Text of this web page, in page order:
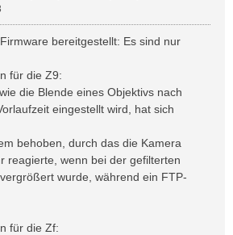
bereitgestellt: Es sind nur
für die Z9:
die Blende eines Objektivs nach
eingestellt wird, hat sich
behoben, durch das die Kamera
reagierte, wenn bei der gefilterten
wurde, während ein FTP-
für die Zf: